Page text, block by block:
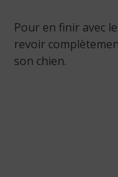
Pour en finir avec
revoir
son chien.